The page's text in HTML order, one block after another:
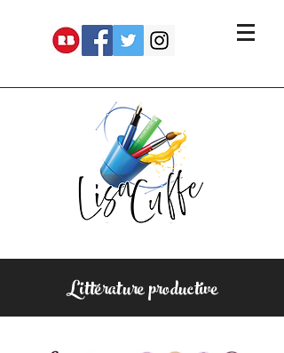
Littérature productive